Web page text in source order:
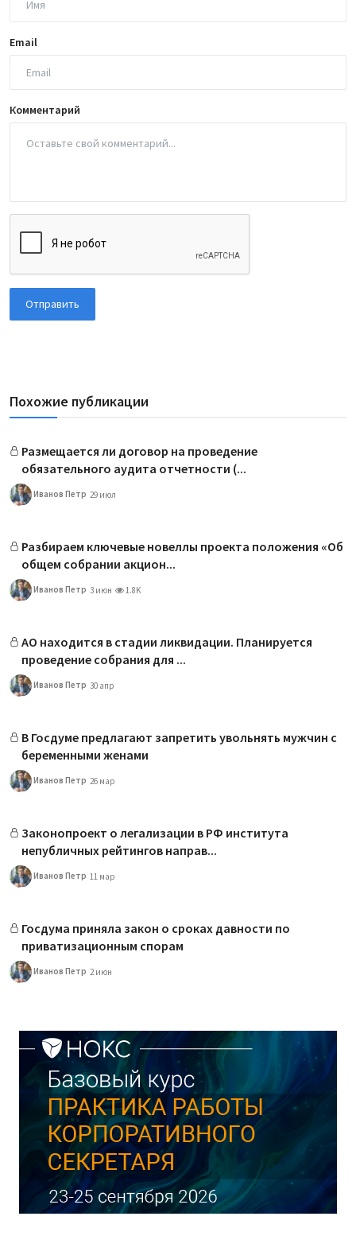
Email
Комментарий
Отправить
Похожие публикации
Размещается ли договор на проведение
обязательного аудита отчетности (...
Иванов Петр 29 июл
Разбираем ключевые новеллы проекта положения «Об
общем собрании акцион...
Иванов Петр 3 июн 1.8K
АО находится в стадии ликвидации. Планируется
проведение собрания для ...
Иванов Петр 30 апр
В Госдуме предлагают запретить увольнять мужчин с
беременными женами
Иванов Петр 26 мар
Законопроект о легализации в РФ института
непубличных рейтингов направ...
Иванов Петр 11 мар
Госдума приняла закон о сроках давности по
приватизационным спорам
Иванов Петр 2 июн